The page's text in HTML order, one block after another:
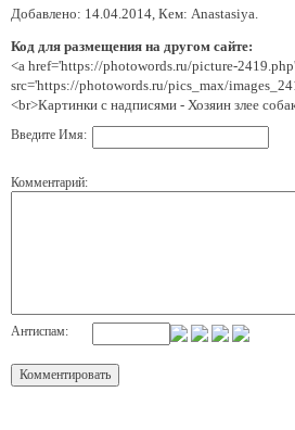
Добавлено: 14.04.2014, Кем: Anastasiya.
Код для размещения на другом сайте:
<a href='https://photowords.ru/picture-
src='https://photowords.ru/pics_max/
<br>Картинки с надписями - Хозяин злее
Введите Имя:
Комментарий:
Антиспам: